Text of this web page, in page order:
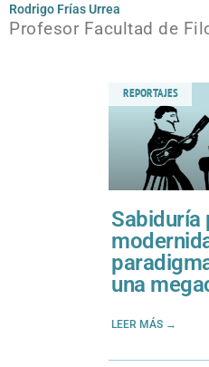
Rodrigo Frías Urrea
Profesor Facultad de
REPORTAJES
Sabiduría
una
LEER MÁS →